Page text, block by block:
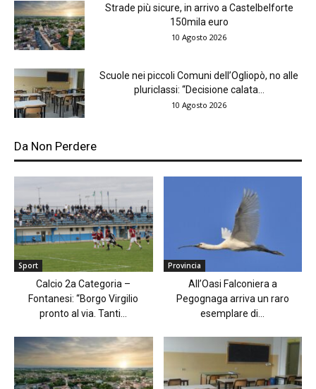
Strade più sicure, in arrivo a Castelbelforte
150mila euro
10 Agosto 2026
Scuole nei piccoli Comuni dell’Ogliopò, no alle
pluriclassi: “Decisione calata...
10 Agosto 2026
Da Non Perdere
Sport
Calcio 2a Categoria –
Fontanesi: “Borgo Virgilio
pronto al via. Tanti...
Provincia
All’Oasi Falconiera a
Pegognaga arriva un raro
esemplare di...